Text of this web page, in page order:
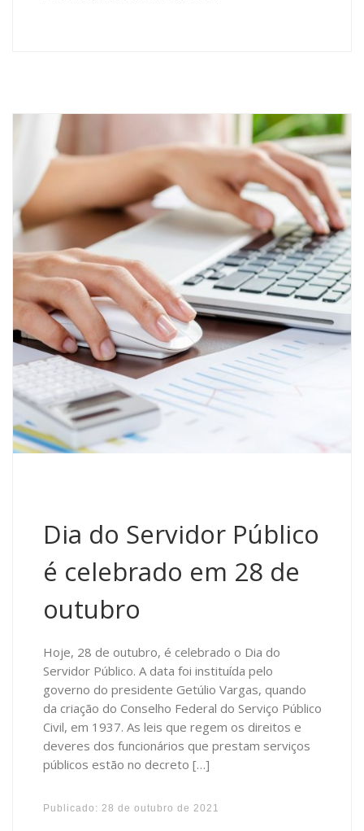
Dia do Servidor Público
é celebrado em 28 de
outubro
Hoje, 28 de outubro, é celebrado o Dia do
Servidor Público. A data foi instituída pelo
governo do presidente Getúlio Vargas, quando
da criação do Conselho Federal do Serviço Público
Civil, em 1937. As leis que regem os direitos e
deveres dos funcionários que prestam serviços
públicos estão no decreto […]
Publicado: 28 de outubro de 2021